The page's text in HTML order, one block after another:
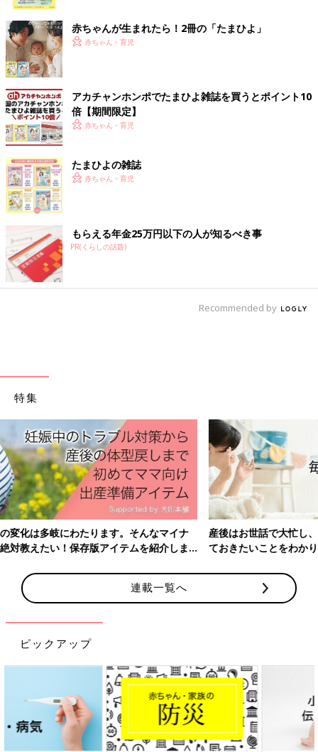
しすぎて、原因がわからなかったことについて、そのときは深く
考えませんでした」（暁子さん）
1歳過ぎから気になることが増えていく。「個性」
では納得できないことも
あきとくんが出産後２日目に搬送された病院のGCUに会いに行ったときの写真。
なことは何もなく、育児が楽しくてしかたがありませんでした」
そんな日々に影が差したのは、あきとくんが1歳になる少し前の
ことでした。
「つかまり立ちまでは早かったのに、いつまでも立っちをしない
んです。斜視っぽい目つきも気になりました。また、1歳になっ
たころから急に食べたものを詰まらせるようになり、ヒヤッとす
ることが増えました」（暁子さん）
1歳児健診はなかったので、1歳半健診のとき、暁子さんは気にな
っていることを聞いてみました。
・1人でまだ立たないし、歩かない
・下を向かないで下に置いてあるものを取る
・食べ物がよくのどに詰まる
・体重が全然増えない
「先生から言われたのは、『成長のしかたは1人1人違って個性が
ある。でも念のために、次回は血液検査と脳のMRIを撮りましょ
う』というものでした。
赤ちゃんが生まれたら！2冊の「たまひよ」
赤ちゃん・育児
アカチャンホンポでたまひよ雑誌を買うとポイント10
倍【期間限定】
赤ちゃん・育児
たまひよの雑誌
赤ちゃん・育児
もらえる年金25万円以下の人が知るべき事
PR(くらしの話題)
Recommended by
特集
産後はお世話で大忙し、出産前にそろえておきたいアイテム、知っ
ておきたいことをわかりやすく紹介！
連載一覧へ
ピックアップ